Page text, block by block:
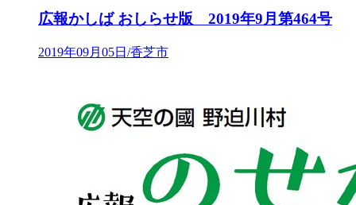
広報かしば おしらせ版 2019年9月第464号
2019年09月05日/香芝市